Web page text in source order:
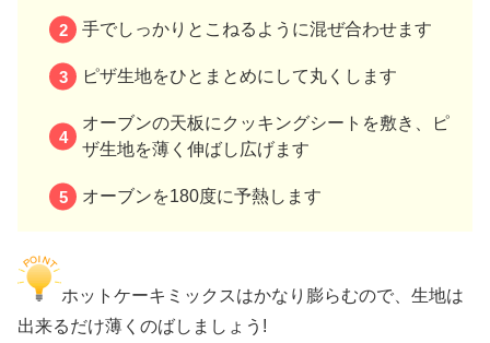
手でしっかりとこねるように混ぜ合わせます
ピザ生地をひとまとめにして丸くします
オーブンの天板にクッキングシートを敷き、ピ
ザ生地を薄く伸ばし広げます
オーブンを180度に予熱します
ホットケーキミックスはかなり膨らむので、生地は
出来るだけ薄くのばしましょう!